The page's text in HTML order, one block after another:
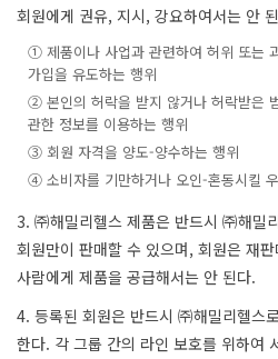
회원에게 권유, 지시, 강요하여서는 안
① 제품이나 사업과 관련하여 허위 또는
가입을 유도하는 행위
② 본인의 허락을 받지 않거나 허락받은
관한 정보를 이용하는 행위
③ 회원 자격을 양도-양수하는 행위
④ 소비자를 기만하거나 오인-혼동시킬
3. ㈜해밀리헬스 제품은 반드시 ㈜해밀
회원만이 판매할 수 있으며, 회원은 재
사람에게 제품을 공급해서는 안 된다.
4. 등록된 회원은 반드시 ㈜해밀리헬스
한다. 각 그룹 간의 라인 보호를 위하여